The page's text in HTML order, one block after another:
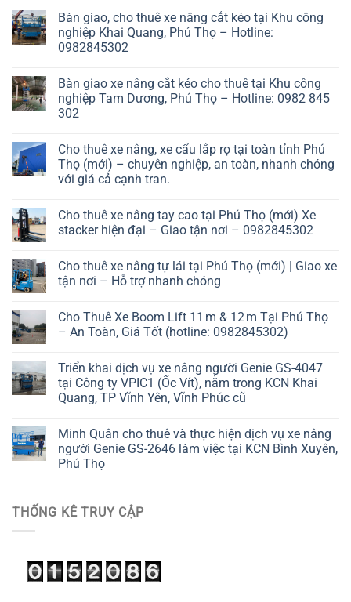
Bàn giao, cho thuê xe nâng cắt kéo tại Khu công
nghiệp Khai Quang, Phú Thọ – Hotline:
0982845302
Bàn giao xe nâng cắt kéo cho thuê tại Khu công
nghiệp Tam Dương, Phú Thọ – Hotline: 0982 845
302
Cho thuê xe nâng, xe cẩu lắp rọ tại toàn tỉnh Phú
Thọ (mới) – chuyên nghiệp, an toàn, nhanh chóng
với giá cả cạnh tran.
Cho thuê xe nâng tay cao tại Phú Thọ (mới) Xe
stacker hiện đại – Giao tận nơi – 0982845302
Cho thuê xe nâng tự lái tại Phú Thọ (mới) | Giao xe
tận nơi – Hỗ trợ nhanh chóng
Cho Thuê Xe Boom Lift 11 m & 12 m Tại Phú Thọ
– An Toàn, Giá Tốt (hotline: 0982845302)
Triển khai dịch vụ xe nâng người Genie GS-4047
tại Công ty VPIC1 (Ốc Vít), nằm trong KCN Khai
Quang, TP Vĩnh Yên, Vĩnh Phúc cũ
Minh Quân cho thuê và thực hiện dịch vụ xe nâng
người Genie GS-2646 làm việc tại KCN Bình Xuyên,
Phú Thọ
THỐNG KÊ TRUY CẬP